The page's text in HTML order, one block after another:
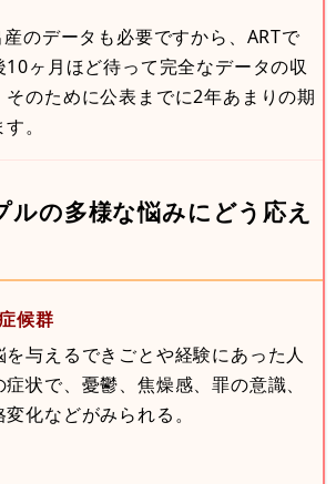
のデータも必要ですから、ARTで
ヶ月ほど待って完全なデータの収
のために公表までに2年あまりの期
。
ルの多様な悩みにどう応え
候群
与えるできごとや経験にあった人
状で、憂鬱、焦燥感、罪の意識、
化などがみられる。